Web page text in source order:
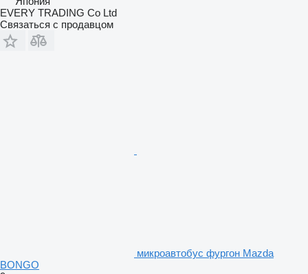
EVERY TRADING Co Ltd
Связаться с продавцом
микроавтобус фургон Mazda
BONGO